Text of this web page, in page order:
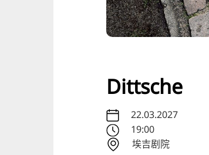
Dittsche
22.03.2027
19:00
埃吉剧院